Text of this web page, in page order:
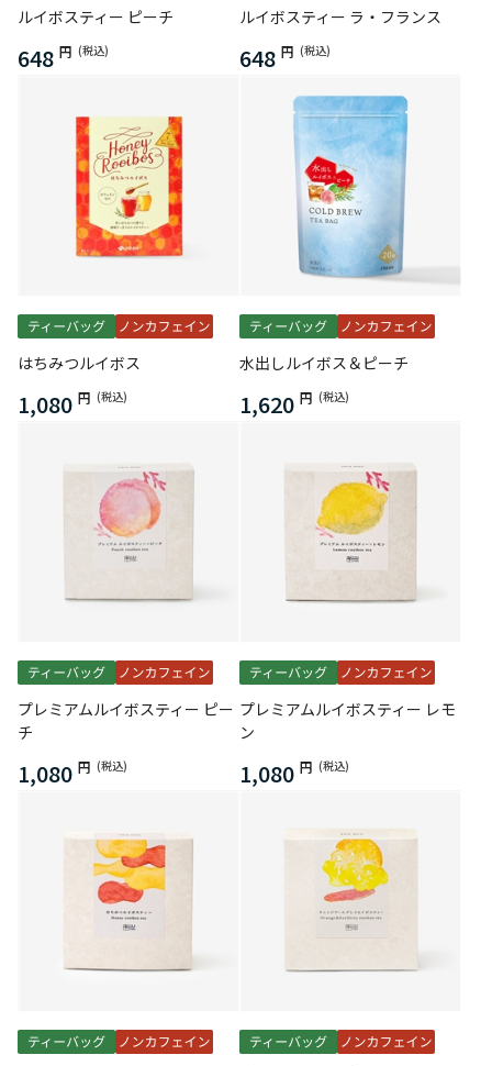
ルイボスティー ピーチ
648 円 (税込)
ルイボスティー ラ・フランス
648 円 (税込)
はちみつルイボス
1,080 円 (税込)
水出しルイボス＆ピーチ
1,620 円 (税込)
プレミアムルイボスティー ピー
チ
1,080 円 (税込)
プレミアムルイボスティー レモ
ン
1,080 円 (税込)